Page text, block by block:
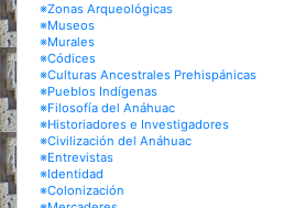
※Zonas Arqueológicas
※Museos
※Murales
※Códices
※Culturas Ancestrales Prehispánicas
※Pueblos Indígenas
※Filosofía del Anáhuac
※Historiadores e Investigadores
※Civilización del Anáhuac
※Entrevistas
※Identidad
※Colonización